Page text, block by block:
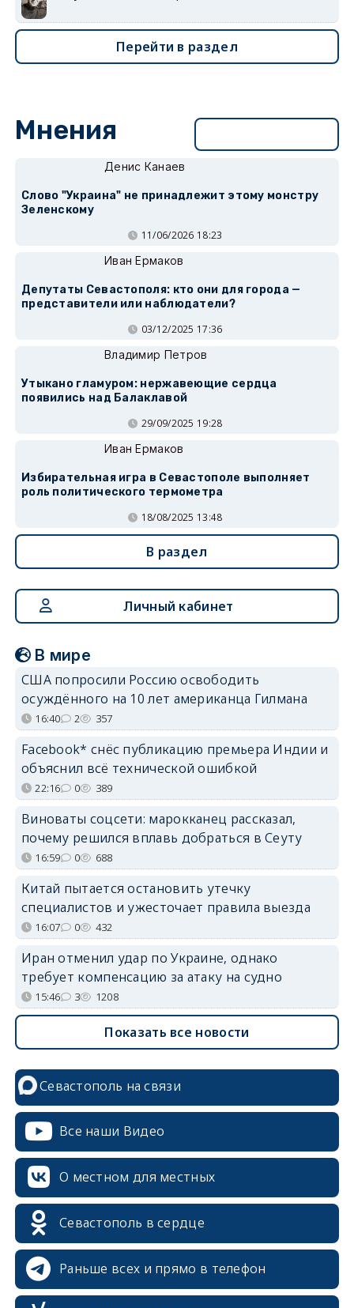
Перейти в раздел
Мнения
Денис Канаев
Слово "Украина" не принадлежит этому монстру
Зеленскому
11/06/2026 18:23
Иван Ермаков
Депутаты Севастополя: кто они для города —
представители или наблюдатели?
03/12/2025 17:36
Владимир Петров
Утыкано гламуром: нержавеющие сердца
появились над Балаклавой
29/09/2025 19:28
Иван Ермаков
Избирательная игра в Севастополе выполняет
роль политического термометра
18/08/2025 13:48
В раздел
Личный кабинет
В мире
США попросили Россию освободить
осуждённого на 10 лет американца Гилмана
16:40 2 357
Facebook* снёс публикацию премьера Индии и
объяснил всё технической ошибкой
22:16 0 389
Виноваты соцсети: марокканец рассказал,
почему решился вплавь добраться в Сеуту
16:59 0 688
Китай пытается остановить утечку
специалистов и ужесточает правила выезда
16:07 0 432
Иран отменил удар по Украине, однако
требует компенсацию за атаку на судно
15:46 3 1208
Показать все новости
Севастополь на связи
Все наши Видео
О местном для местных
Севастополь в сердце
Раньше всех и прямо в телефон